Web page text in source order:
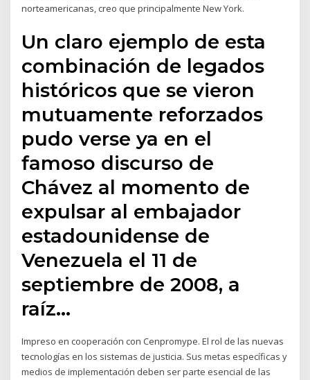
norteamericanas, creo que principalmente New York.
Un claro ejemplo de esta
combinación de legados
históricos que se vieron
mutuamente reforzados
pudo verse ya en el
famoso discurso de
Chávez al momento de
expulsar al embajador
estadounidense de
Venezuela el 11 de
septiembre de 2008, a
raíz…
Impreso en cooperación con Cenpromype. El rol de las nuevas
tecnologías en los sistemas de justicia. Sus metas específicas y
medios de implementación deben ser parte esencial de las